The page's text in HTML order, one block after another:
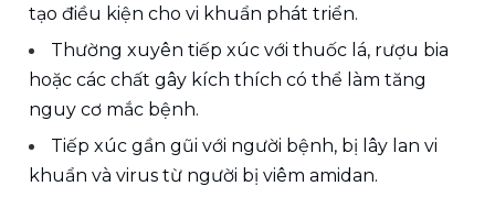
tạo điều kiện cho vi khuẩn phát triển.
Thường xuyên tiếp xúc với thuốc lá, rượu bia
hoặc các chất gây kích thích có thể làm tăng
nguy cơ mắc bệnh.
Tiếp xúc gần gũi với người bệnh, bị lây lan vi
khuẩn và virus từ người bị viêm amidan.